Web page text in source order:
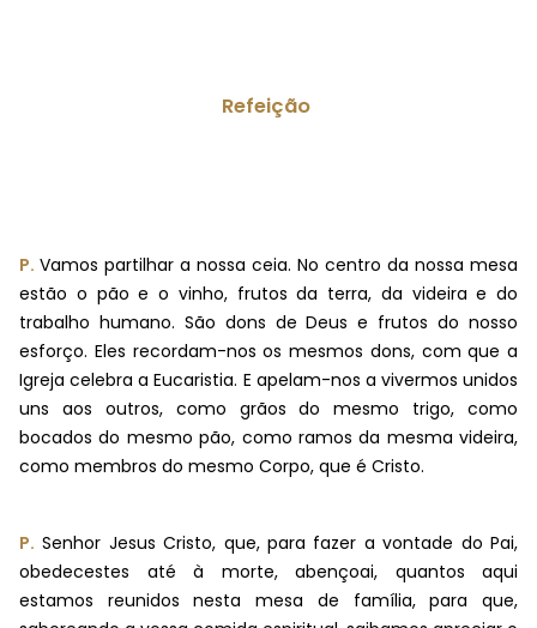
Refeição
P. Vamos partilhar a nossa ceia. No centro da nossa mesa
estão o pão e o vinho, frutos da terra, da videira e do
trabalho humano. São dons de Deus e frutos do nosso
esforço. Eles recordam-nos os mesmos dons, com que a
Igreja celebra a Eucaristia. E apelam-nos a vivermos unidos
uns aos outros, como grãos do mesmo trigo, como
bocados do mesmo pão, como ramos da mesma videira,
como membros do mesmo Corpo, que é Cristo.
P. Senhor Jesus Cristo, que, para fazer a vontade do Pai,
obedecestes até à morte, abençoai, quantos aqui
estamos reunidos nesta mesa de família, para que,